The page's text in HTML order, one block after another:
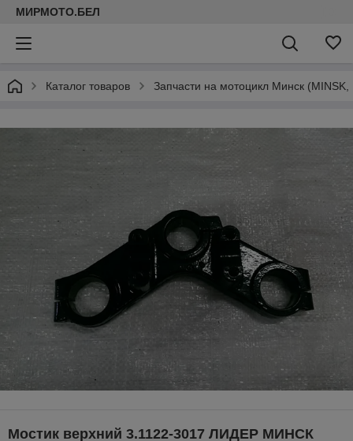
МИРМОТО.БЕЛ
Каталог товаров Запчасти на мотоцикл Минск
Мостик верхний 3.1122-3017 ЛИДЕР МИНСК